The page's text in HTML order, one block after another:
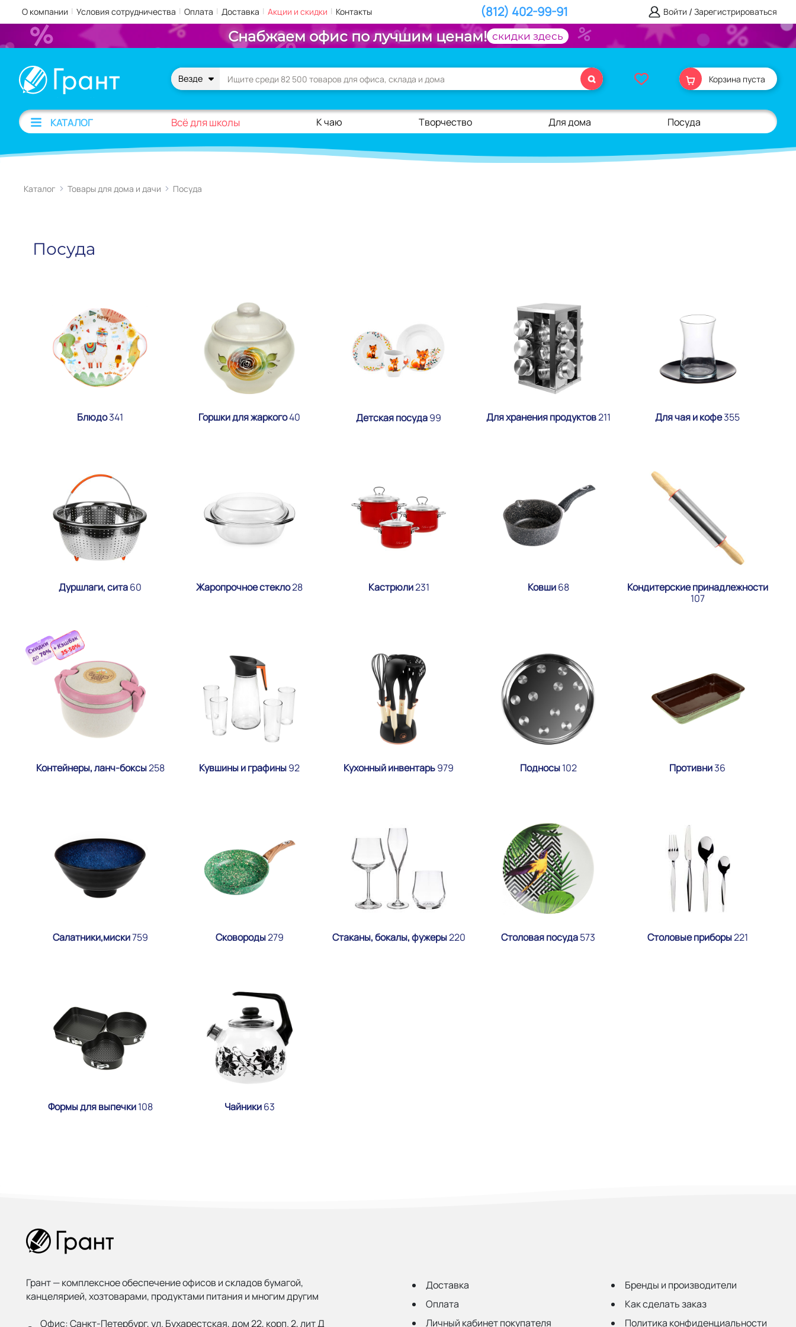
О компании | Условия сотрудничества | Оплата | Доставка | Акции и скидки | Контакты (812) 402-99-91 Войти / Зарегистрироваться
Снабжаем офис по лучшим ценам! скидки здесь
Везде Корзина пуста
КАТАЛОГ Всё для школы К чаю Творчество Для дома Посуда
Каталог Товары для дома и дачи Посуда
Посуда
Блюдо341 Горшки для жаркого40 Детская посуда99 Для хранения продуктов211 Для чая и кофе355
Дуршлаги, сита60 Жаропрочное стекло28 Кастрюли231 Ковши68
Кондитерские принадлежности
107
Контейнеры, ланч-боксы258 Кувшины и графины92 Кухонный инвентарь979 Подносы102 Противни36
Салатники,миски759 Сковороды279 Стаканы, бокалы, фужеры220 Столовая посуда573 Столовые приборы221
Формы для выпечки108 Чайники63
Грант — комплексное обеспечение офисов и складов бумагой,
канцелярией, хозтоварами, продуктами питания и многим другим
Офис:Санкт-Петербург, ул. Бухарестская, дом 22, корп. 2, лит Д
Доставка
Оплата
Личный кабинет покупателя
Бренды и производители
Как сделать заказ
Политика конфиденциальности